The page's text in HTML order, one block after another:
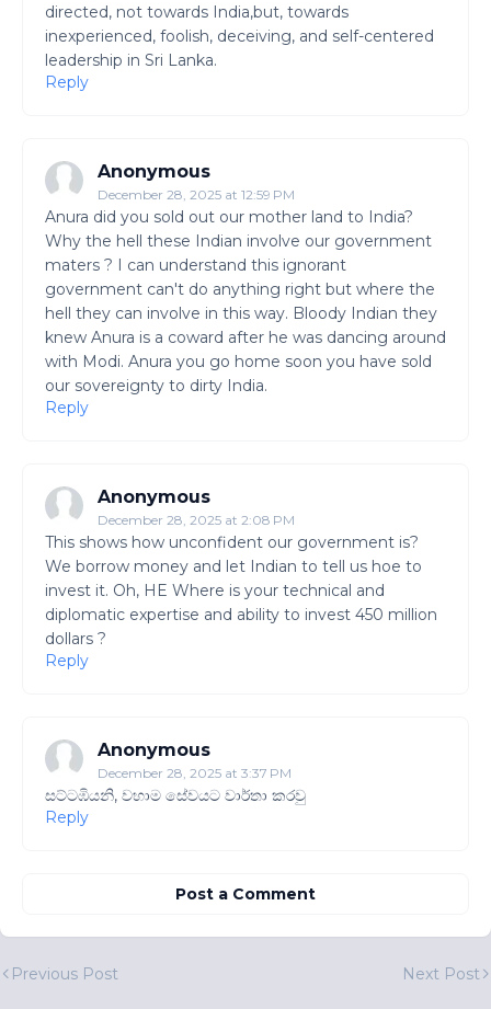
directed, not towards India,but, towards
inexperienced, foolish, deceiving, and self-centered
leadership in Sri Lanka.
Reply
Anonymous
December 28, 2025 at 12:59 PM
Anura did you sold out our mother land to India?
Why the hell these Indian involve our government
maters ? I can understand this ignorant
government can't do anything right but where the
hell they can involve in this way. Bloody Indian they
knew Anura is a coward after he was dancing around
with Modi. Anura you go home soon you have sold
our sovereignty to dirty India.
Reply
Anonymous
December 28, 2025 at 2:08 PM
This shows how unconfident our government is?
We borrow money and let Indian to tell us hoe to
invest it. Oh, HE Where is your technical and
diplomatic expertise and ability to invest 450 million
dollars ?
Reply
Anonymous
December 28, 2025 at 3:37 PM
සට්ටඹියනි, වහාම සේවයට වාර්තා කරවු
Reply
Post a Comment
Previous Post Next Post